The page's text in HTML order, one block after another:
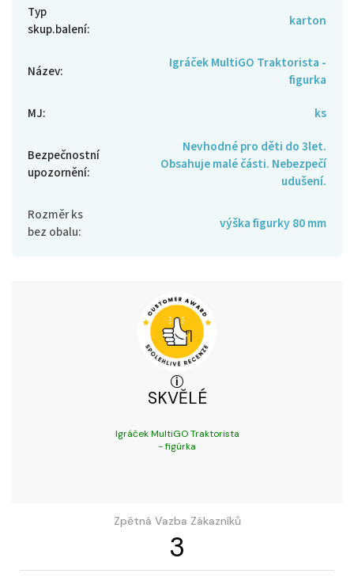
Typ
skup.balení: karton
Název:
Igráček MultiGO Traktorista -
figurka
MJ: ks
Bezpečnostní
upozornění:
Nevhodné pro děti do 3let.
Obsahuje malé části. Nebezpečí
udušení.
Rozměr ks
bez obalu: výška figurky 80 mm
SKVĚLÉ
Igráček MultiGO Traktorista
- figúrka
Zpětná Vazba Zákazníků
3